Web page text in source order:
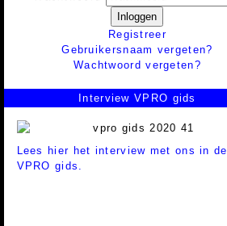
Inloggen
Registreer
Gebruikersnaam vergeten?
Wachtwoord vergeten?
Interview VPRO gids
Lees hier het interview met ons in de
VPRO gids.